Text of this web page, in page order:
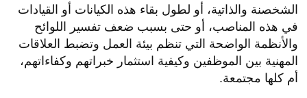
الشخصنة والذاتية، أو لطول بقاء هذه الكيانات أو القيادات
في هذه المناصب، أو حتى بسبب ضعف تفسير اللوائح
والأنظمة الواضحة التي تنظم بيئة العمل وتضبط العلاقات
المهنية بين الموظفين وكيفية استثمار خبراتهم وكفاءاتهم،
أم كلها مجتمعة.